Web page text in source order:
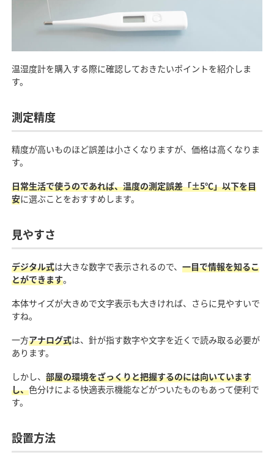
温湿度計を購入する際に確認しておきたいポイントを紹介しま
す。
測定精度
精度が高いものほど誤差は小さくなりますが、価格は高くなりま
す。
日常生活で使うのであれば、温度の測定誤差「±5℃」以下を目
安に選ぶことをおすすめします。
見やすさ
デジタル式は大きな数字で表示されるので、 一目で情報を知るこ
とができます。
本体サイズが大きめで文字表示も大きければ、さらに見やすいで
すね。
一方アナログ式は、針が指す数字や文字を近くで読み取る必要が
あります。
しかし、 部屋の環境をざっくりと把握するのには向いています
し、色分けによる快適表示機能などがついたものもあって便利で
す。
設置方法